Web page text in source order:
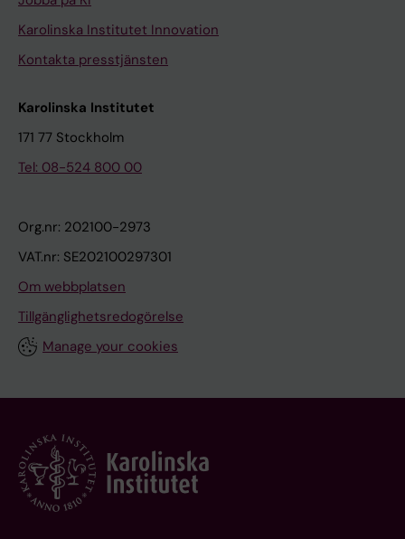
Karolinska Institutet Innovation
Kontakta presstjänsten
Karolinska Institutet
171 77 Stockholm
Tel: 08-524 800 00
Org.nr: 202100-2973
VAT.nr: SE202100297301
Om webbplatsen
Tillgänglighetsredogörelse
Manage your cookies